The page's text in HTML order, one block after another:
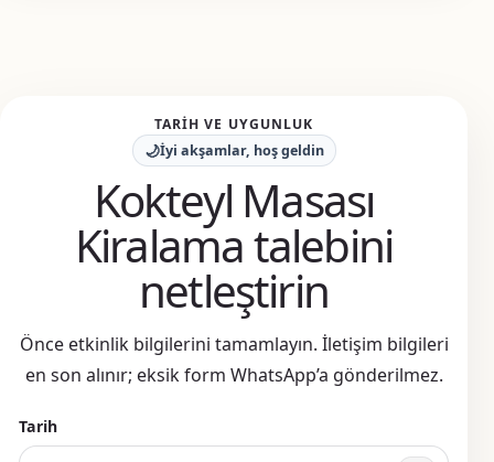
TARIH VE UYGUNLUK
🌙İyi akşamlar, hoş geldin
Kokteyl Masası
Kiralama talebini
netleştirin
Önce etkinlik bilgilerini tamamlayın. İletişim bilgileri
en son alınır; eksik form WhatsApp’a gönderilmez.
Tarih